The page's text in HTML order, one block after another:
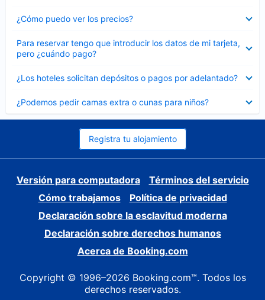
¿Cómo puedo ver los precios?
cerrado
Para reservar tengo que introducir los datos de mi tarjeta,
pero ¿cuándo pago?
cerrado
¿Los hoteles solicitan depósitos o pagos por adelantado?
cerrado
¿Podemos pedir camas extra o cunas para niños?
cerrado
Registra tu alojamiento
Versión para computadora
Términos del servicio
Cómo trabajamos
Política de privacidad
Declaración sobre la esclavitud moderna
Declaración sobre derechos humanos
Acerca de Booking.com
Copyright © 1996–2026 Booking.com™. Todos los
derechos reservados.